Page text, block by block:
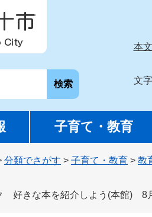
本
文
子育て・教育
分類でさがす > 子育て・教育 > 教
好きな本を紹介しよう(本館) 8